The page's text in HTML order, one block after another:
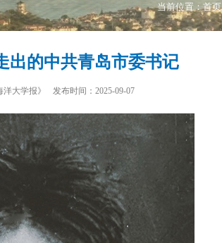
当前位置：首页
出的中共青岛市委书记
洋大学报》 发布时间：2025-09-07